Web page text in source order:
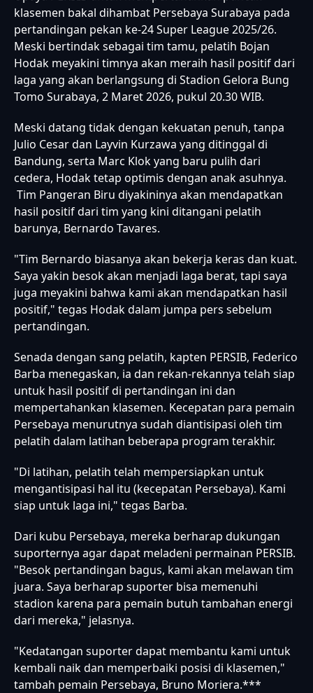
klasemen bakal dihambat Persebaya Surabaya pada
pertandingan pekan ke-24 Super League 2025/26.
Meski bertindak sebagai tim tamu, pelatih Bojan
Hodak meyakini timnya akan meraih hasil positif dari
laga yang akan berlangsung di Stadion Gelora Bung
Tomo Surabaya, 2 Maret 2026, pukul 20.30 WIB.
Meski datang tidak dengan kekuatan penuh, tanpa
Julio Cesar dan Layvin Kurzawa yang ditinggal di
Bandung, serta Marc Klok yang baru pulih dari
cedera, Hodak tetap optimis dengan anak asuhnya.
Tim Pangeran Biru diyakininya akan mendapatkan
hasil positif dari tim yang kini ditangani pelatih
barunya, Bernardo Tavares.
"Tim Bernardo biasanya akan bekerja keras dan kuat.
Saya yakin besok akan menjadi laga berat, tapi saya
juga meyakini bahwa kami akan mendapatkan hasil
positif," tegas Hodak dalam jumpa pers sebelum
pertandingan.
Senada dengan sang pelatih, kapten PERSIB, Federico
Barba menegaskan, ia dan rekan-rekannya telah siap
untuk hasil positif di pertandingan ini dan
mempertahankan klasemen. Kecepatan para pemain
Persebaya menurutnya sudah diantisipasi oleh tim
pelatih dalam latihan beberapa program terakhir.
"Di latihan, pelatih telah mempersiapkan untuk
mengantisipasi hal itu (kecepatan Persebaya). Kami
siap untuk laga ini," tegas Barba.
Dari kubu Persebaya, mereka berharap dukungan
suporternya agar dapat meladeni permainan PERSIB.
"Besok pertandingan bagus, kami akan melawan tim
juara. Saya berharap suporter bisa memenuhi
stadion karena para pemain butuh tambahan energi
dari mereka," jelasnya.
"Kedatangan suporter dapat membantu kami untuk
kembali naik dan memperbaiki posisi di klasemen,"
tambah pemain Persebaya, Bruno Moriera.***